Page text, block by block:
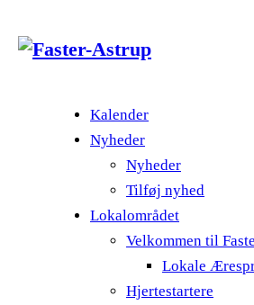
Kalender
Nyheder
Nyheder
Tilføj nyhed
Lokalområdet
Velkommen til
Lokale
Hjertestartere